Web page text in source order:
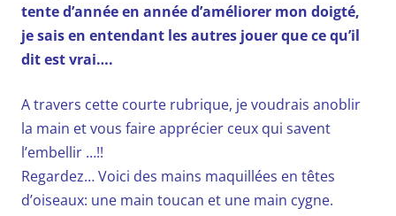
tente d’année en année d’améliorer mon doigté,
je sais en entendant les autres jouer que ce qu’il
dit est vrai….
A travers cette courte rubrique, je voudrais anoblir
la main et vous faire apprécier ceux qui savent
l’embellir …!!
Regardez… Voici des mains maquillées en têtes
d’oiseaux: une main toucan et une main cygne.